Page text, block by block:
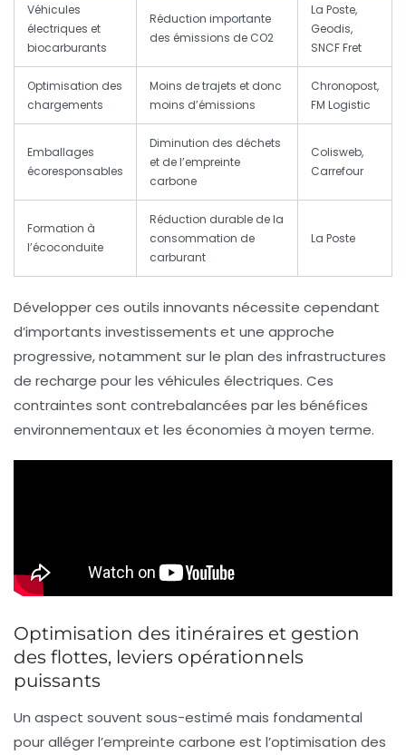
Véhicules
électriques et
biocarburants
Réduction importante
des émissions de CO2
La Poste,
Geodis,
SNCF Fret
Optimisation des
chargements
Moins de trajets et donc
moins d’émissions
Chronopost,
FM Logistic
Emballages
écoresponsables
Diminution des déchets
et de l’empreinte
carbone
Colisweb,
Carrefour
Formation à
l’écoconduite
Réduction durable de la
consommation de
carburant
La Poste
Développer ces outils innovants nécessite cependant
d’importants investissements et une approche
progressive, notamment sur le plan des infrastructures
de recharge pour les véhicules électriques. Ces
contraintes sont contrebalancées par les bénéfices
environnementaux et les économies à moyen terme.
Optimisation des itinéraires et gestion
des flottes, leviers opérationnels
puissants
Un aspect souvent sous-estimé mais fondamental
pour alléger l’empreinte carbone est l’optimisation des